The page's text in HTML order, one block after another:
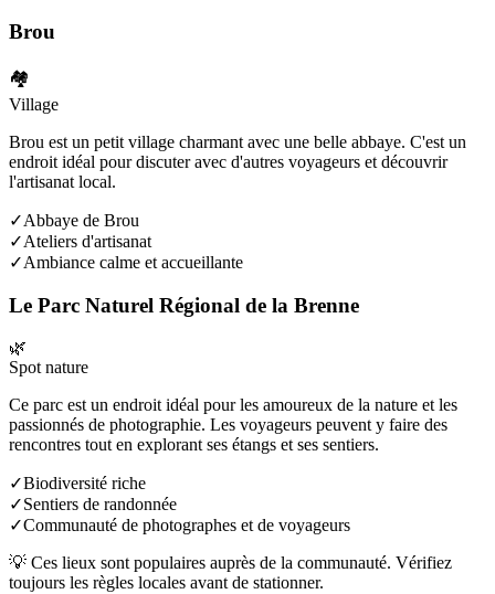
Brou
🏘️
Village
Brou est un petit village charmant avec une belle abbaye. C'est un
endroit idéal pour discuter avec d'autres voyageurs et découvrir
l'artisanat local.
✓Abbaye de Brou
✓Ateliers d'artisanat
✓Ambiance calme et accueillante
Le Parc Naturel Régional de la Brenne
🌿
Spot nature
Ce parc est un endroit idéal pour les amoureux de la nature et les
passionnés de photographie. Les voyageurs peuvent y faire des
rencontres tout en explorant ses étangs et ses sentiers.
✓Biodiversité riche
✓Sentiers de randonnée
✓Communauté de photographes et de voyageurs
💡 Ces lieux sont populaires auprès de la communauté. Vérifiez
toujours les règles locales avant de stationner.